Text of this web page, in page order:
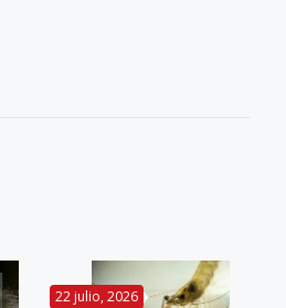
22 julio, 2026